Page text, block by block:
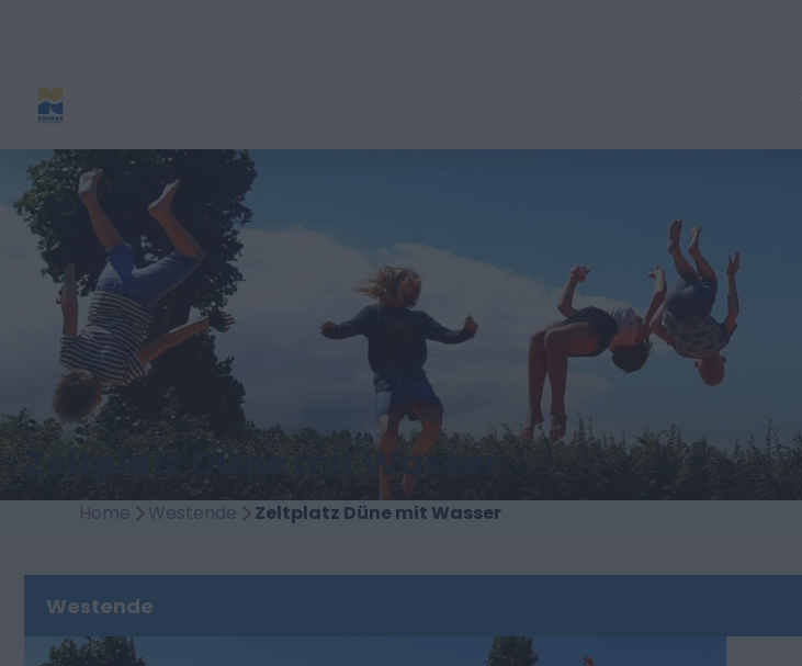
Zeltplatz Düne mit Wasser
Home Westende Zeltplatz Düne mit Wasser
Westende